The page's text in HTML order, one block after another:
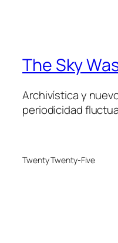
The Sky
Archivística y
periodicidad
Twenty Twenty-Five